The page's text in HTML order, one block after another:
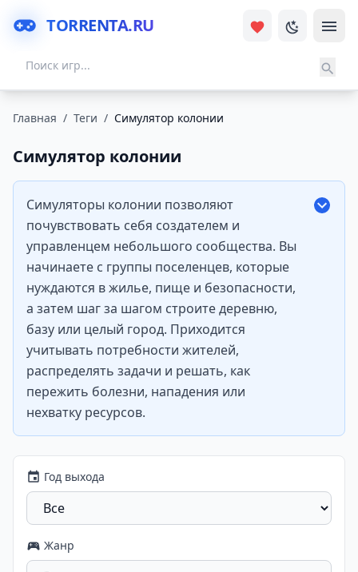
TORRENTA.RU
Главная / Теги / Симулятор колонии
Симулятор колонии
Симуляторы колонии позволяют
почувствовать себя создателем и
управленцем небольшого сообщества. Вы
начинаете с группы поселенцев, которые
нуждаются в жилье, пище и безопасности,
а затем шаг за шагом строите деревню,
базу или целый город. Приходится
учитывать потребности жителей,
распределять задачи и решать, как
пережить болезни, нападения или
нехватку ресурсов.
Год выхода
Жанр